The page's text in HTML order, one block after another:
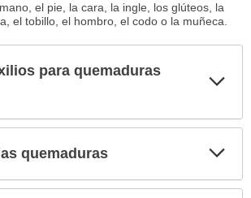
el pie, la cara, la ingle, los glúteos, la
el tobillo, el hombro, el codo o la muñeca.
para quemaduras
quemaduras